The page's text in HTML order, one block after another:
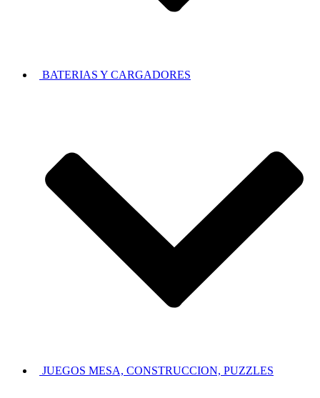
BATERIAS Y CARGADORES
JUEGOS MESA, CONSTRUCCION, PUZZLES